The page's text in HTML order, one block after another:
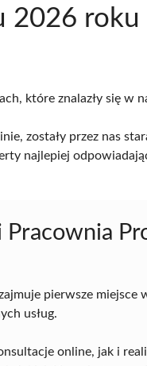
2026 roku
które znalazły się w
zostały przez nas
najlepiej
Pracownia
pierwsze
usług.
online, jak i